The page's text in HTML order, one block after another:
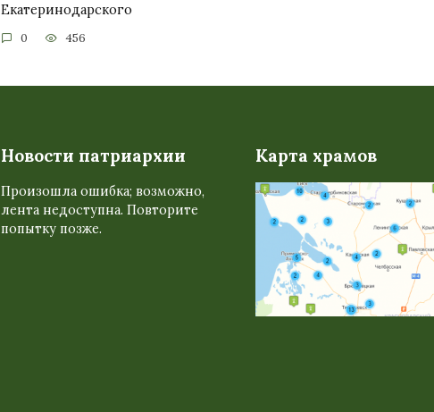
Екатеринодарского
0 456
Новости патриархии
Произошла ошибка; возможно,
лента недоступна. Повторите
попытку позже.
Карта храмов